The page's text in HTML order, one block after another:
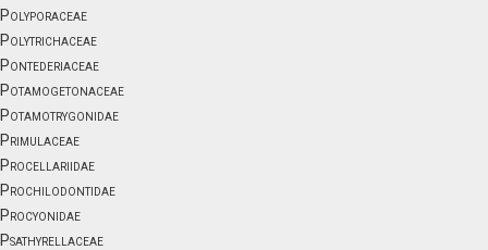
Polyporaceae
Polytrichaceae
Pontederiaceae
Potamogetonaceae
Potamotrygonidae
Primulaceae
Procellariidae
Prochilodontidae
Procyonidae
Psathyrellaceae